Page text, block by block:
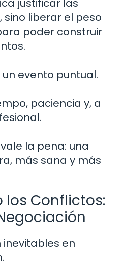
justificar las
liberar el peso
poder construir
un evento puntual.
paciencia y, a
la pena: una
más sana y más
Conflictos:
inevitables en